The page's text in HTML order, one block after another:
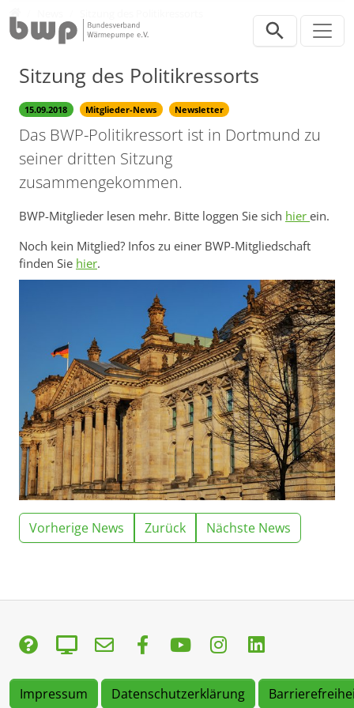
Sitzung des Politikressorts
15.09.2018 Mitglieder-News Newsletter
Das BWP-Politikressort ist in Dortmund zu
seiner dritten Sitzung
zusammengekommen.
BWP-Mitglieder lesen mehr. Bitte loggen Sie sich hier ein.
Noch kein Mitglied? Infos zu einer BWP-Mitgliedschaft
finden Sie hier.
Vorherige News Zurück Nächste News
Impressum Datenschutzerklärung